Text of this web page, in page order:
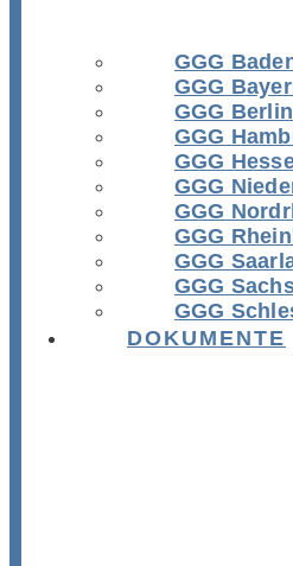
GGG
GGG
GGG Berlin
GGG
GGG
GGG
GGG
GGG
GGG
GGG
GGG
DOKUMENTE